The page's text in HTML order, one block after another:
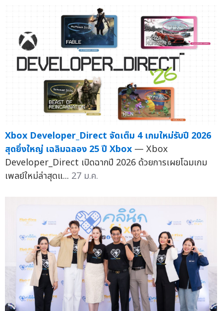
Xbox Developer_Direct จัดเต็ม 4 เกมใหม่รับปี 2026
สุดยิ่งใหญ่ เฉลิมฉลอง 25 ปี Xbox — Xbox
Developer_Direct เปิดฉากปี 2026 ด้วยการเผยโฉมเกม
เพลย์ใหม่ล่าสุดแ... 27 ม.ค.